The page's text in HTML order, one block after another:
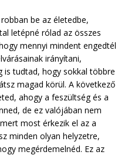
be az életedbe,
letépné rólad az összes
mennyi mindent engedtél
irányítani,
is tudtad, hogy sokkal többre
magad körül. A következő
ahogy a feszültség és a
de ez valójában nem
most érkezik el az a
minden olyan helyzetre,
megérdemelnéd. Ez az